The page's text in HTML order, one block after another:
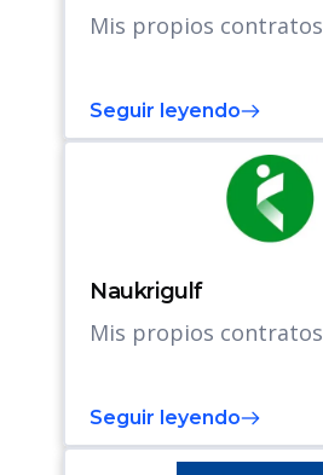
Mis propios contratos
Seguir leyendo
Naukrigulf
Mis propios contratos
Seguir leyendo